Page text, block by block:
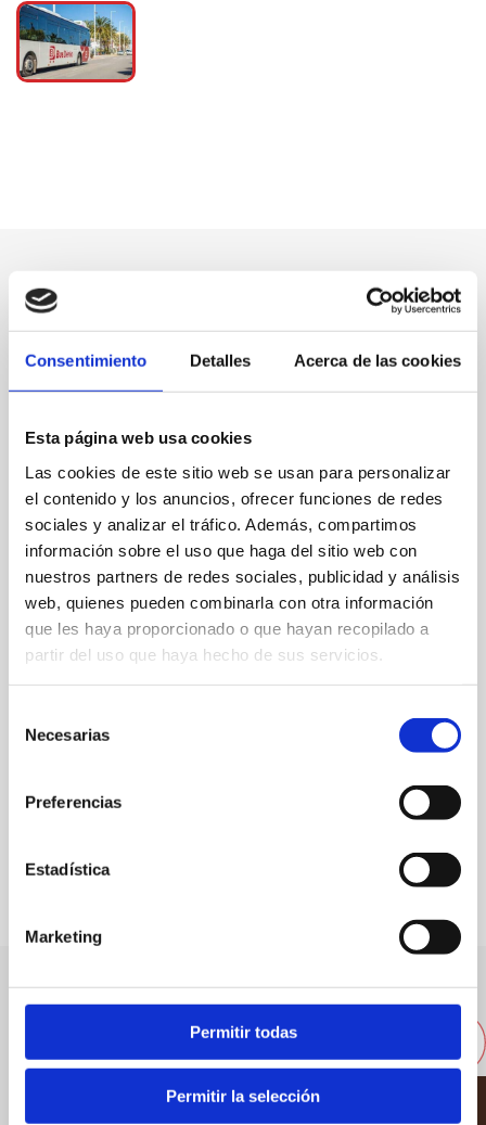
Consentimiento Detalles Acerca de las cookies
Esta página web usa cookies
Las cookies de este sitio web se usan para personalizar
el contenido y los anuncios, ofrecer funciones de redes
sociales y analizar el tráfico. Además, compartimos
información sobre el uso que haga del sitio web con
nuestros partners de redes sociales, publicidad y análisis
web, quienes pueden combinarla con otra información
que les haya proporcionado o que hayan recopilado a
partir del uso que haya hecho de sus servicios.
Necesarias
Preferencias
Estadística
Marketing
Permitir todas
Permitir la selección
Partida Madrigueres Sud, 50 B
900130014
Autres entreprises proches